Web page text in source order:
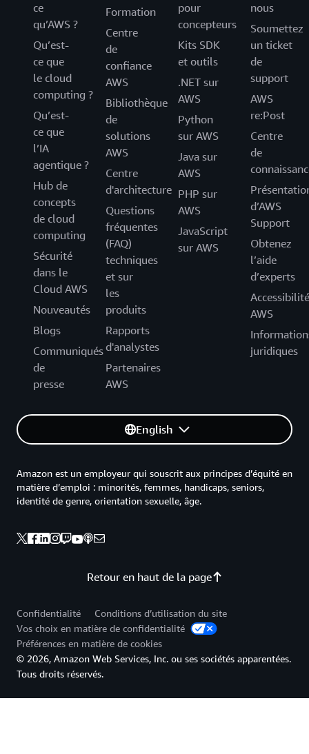
ce
qu’AWS ?
Qu’est-
ce que
le cloud
computing ?
Qu’est-
ce que
l’IA
agentique ?
Hub de
concepts
de cloud
computing
Sécurité
dans le
Cloud AWS
Nouveautés
Blogs
Communiqués
de
presse
Formation
Centre
de
confiance
AWS
Bibliothèque
de
solutions
AWS
Centre
d'architecture
Questions
fréquentes
(FAQ)
techniques
et sur
les
produits
Rapports
d'analystes
Partenaires
AWS
pour
concepteurs
Kits SDK
et outils
.NET sur
AWS
Python
sur AWS
Java sur
AWS
PHP sur
AWS
JavaScript
sur AWS
nous
Soumettez
un ticket
de
support
AWS
re:Post
Centre
de
d’AWS
Support
Obtenez
l’aide
d’experts
Accessibilité
AWS
juridiques
English
Retour en haut de la page
Amazon est un employeur qui souscrit aux principes d’équité en
matière d’emploi : minorités, femmes, handicaps, seniors,
identité de genre, orientation sexuelle, âge.
Confidentialité
Conditions d’utilisation du site
Vos choix en matière de confidentialité
Préférences en matière de cookies
© 2026, Amazon Web Services, Inc. ou ses sociétés apparentées.
Tous droits réservés.